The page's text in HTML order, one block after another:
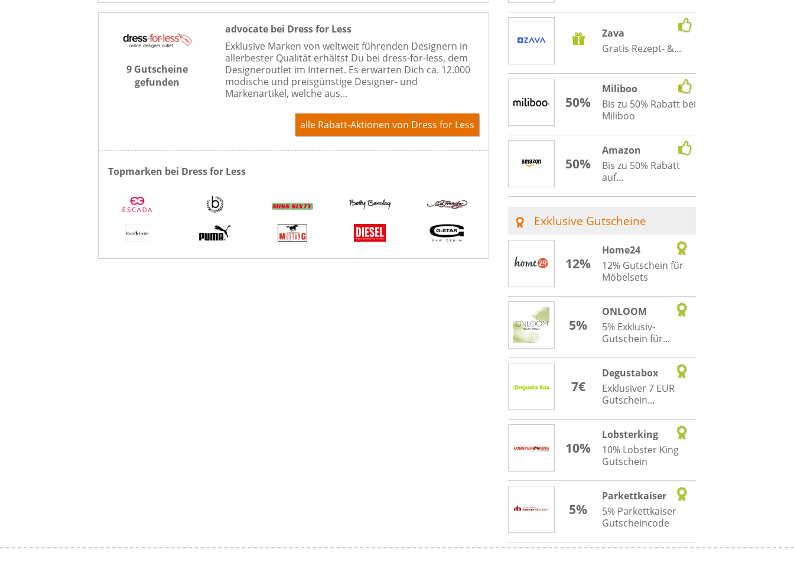
9 Gutscheine
gefunden
advocate bei Dress for Less
Exklusive Marken von weltweit führenden Designern in
allerbester Qualität erhältst Du bei dress-for-less, dem
Designeroutlet im Internet. Es erwarten Dich ca. 12.000
modische und preisgünstige Designer- und
Markenartikel, welche aus...
alle Rabatt-Aktionen von Dress for Less
Topmarken bei Dress for Less
Zava
Gratis Rezept- &...
50%
Miliboo
Bis zu 50% Rabatt bei
Miliboo
50%
Amazon
Bis zu 50% Rabatt
auf...
Exklusive Gutscheine
12%
Home24
12% Gutschein für
Möbelsets
5%
ONLOOM
5% Exklusiv-
Gutschein für...
7€
Degustabox
Exklusiver 7 EUR
Gutschein...
10%
Lobsterking
10% Lobster King
Gutschein
5%
Parkettkaiser
5% Parkettkaiser
Gutscheincode